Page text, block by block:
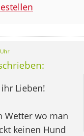
Lieben!
Wetter wo man
keinen Hund